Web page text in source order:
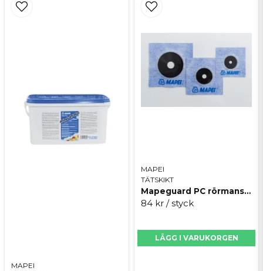
MAPEI
MAPEI
TÄTSKIKT
Mapeguard PC rörmanschetter
84 kr / styck
LÄGG I VARUKORGEN